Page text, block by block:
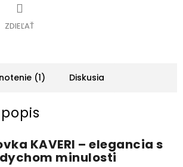
ZDIEĽAŤ
(1) Diskusia
KAVERI – elegancia s
minulosti